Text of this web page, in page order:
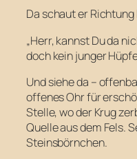
Da schaut er
„Herr, kannst Du da
doch kein junger
Und siehe da –
offenes Ohr für
Stelle, wo der Krug
Quelle aus dem Fels.
Steinsbörnchen.